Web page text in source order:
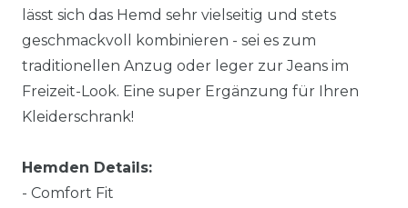
lässt sich das Hemd sehr vielseitig und stets
geschmackvoll kombinieren - sei es zum
traditionellen Anzug oder leger zur Jeans im
Freizeit-Look. Eine super Ergänzung für Ihren
Kleiderschrank!
Hemden Details:
- Comfort Fit